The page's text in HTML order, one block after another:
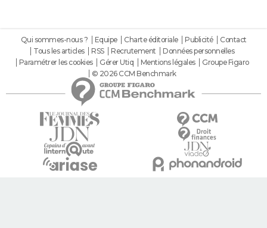
Qui sommes-nous ? Equipe Charte éditoriale Publicité
Contact
Tous les articles
RSS Recrutement
Données personnelles
Paramétrer les cookies
Gérer Utiq Mentions légales
Groupe Figaro
© 2026 CCM Benchmark